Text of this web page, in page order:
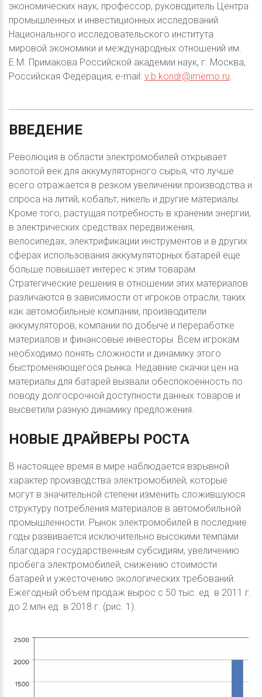
экономических наук, профессор, руководитель Центра
промышленных и инвестиционных исследований
Национального исследовательского института
мировой экономики и международных отношений им.
Е.М. Примакова Российской академии наук, г. Москва,
Российская Федерация; e-mail: v.b.kondr@imemo.ru.
ВВЕДЕНИЕ
Революция в области электромобилей открывает
золотой век для аккумуляторного сырья, что лучше
всего отражается в резком увеличении производства и
спроса на литий, кобальт, никель и другие материалы.
Кроме того, растущая потребность в хранении энергии,
в электрических средствах передвижения,
велосипедах, электрификации инструментов и в других
сферах использования аккумуляторных батарей еще
больше повышает интерес к этим товарам.
Стратегические решения в отношении этих материалов
различаются в зависимости от игроков отрасли, таких
как автомобильные компании, производители
аккумуляторов, компании по добыче и переработке
материалов и финансовые инвесторы. Всем игрокам
необходимо понять сложности и динамику этого
быстроменяющегося рынка. Недавние скачки цен на
материалы для батарей вызвали обеспокоенность по
поводу долгосрочной доступности данных товаров и
высветили разную динамику предложения.
НОВЫЕ ДРАЙВЕРЫ РОСТА
В настоящее время в мире наблюдается взрывной
характер производства электромобилей, которые
могут в значительной степени изменить сложившуюся
структуру потребления материалов в автомобильной
промышленности. Рынок электромобилей в последние
годы развивается исключительно высокими темпами
благодаря государственным субсидиям, увеличению
пробега электромобилей, снижению стоимости
батарей и ужесточению экологических требований.
Ежегодный объем продаж вырос с 50 тыс. ед. в 2011 г.
до 2 млн ед. в 2018 г. (рис. 1).